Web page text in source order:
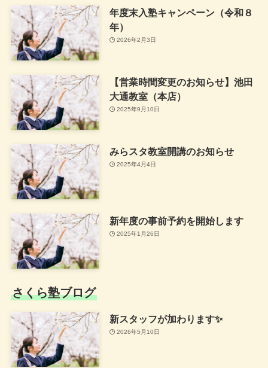
年度末入塾キャンペーン（令和８
年）
2026年2月3日
【営業時間変更のお知らせ】池田
大通教室（本店）
2025年9月10日
みらスタ教室開講のお知らせ
2025年4月4日
新年度の事前予約を開始します
2025年1月26日
さくら塾ブログ
新スタッフが加わります✨
2026年5月10日